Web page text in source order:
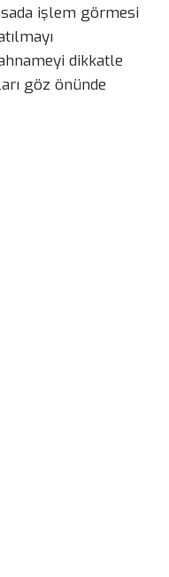
işlem görmesi
dikkatle
göz önünde